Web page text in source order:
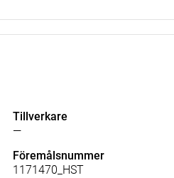
Tillverkare
—
Föremålsnummer
1171470_HST